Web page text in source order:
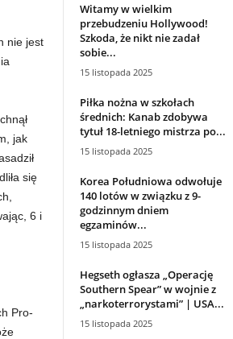
nie jest
jak
się
6 i
Pro-
Witamy w wielkim
przebudzeniu Hollywood!
Szkoda, że ​​nikt nie zadał
sobie...
15 listopada 2025
Piłka nożna w szkołach
średnich: Kanab zdobywa
tytuł 18-letniego mistrza po...
15 listopada 2025
Korea Południowa odwołuje
140 lotów w związku z 9-
godzinnym dniem
egzaminów...
15 listopada 2025
Hegseth ogłasza „Operację
Southern Spear” w wojnie z
„narkoterrorystami” | USA...
15 listopada 2025